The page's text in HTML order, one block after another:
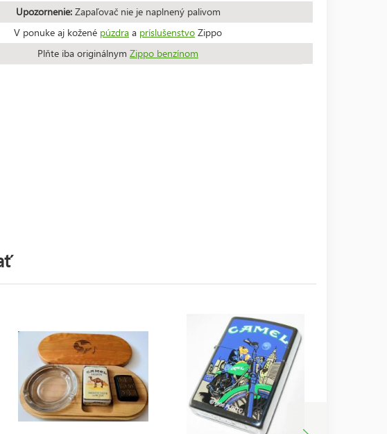
Upozornenie:Zapaľovač nie je naplnený palivom
V ponuke aj kožené púzdra a príslušenstvo Zippo
Plňte iba originálnym Zippo benzínom